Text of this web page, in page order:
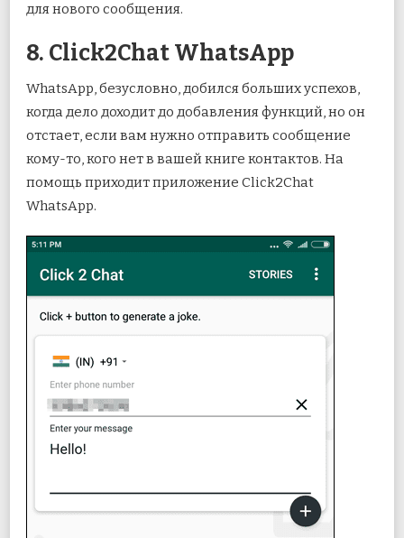
для нового сообщения.
8. Click2Chat WhatsApp
WhatsApp, безусловно, добился больших успехов,
когда дело доходит до добавления функций, но он
отстает, если вам нужно отправить сообщение
кому-то, кого нет в вашей книге контактов. На
помощь приходит приложение Click2Chat
WhatsApp.